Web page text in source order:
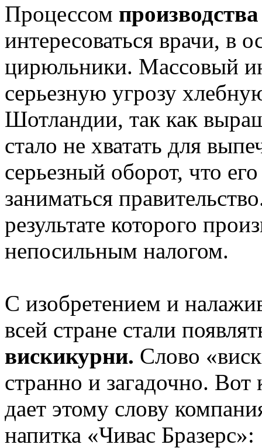
Процессом
интересоваться врачи, в
цирюльники. Массовый
серьезную угрозу
Шотландии, так как
стало не хватать для
серьезный оборот, что
заниматься
результате которого
непосильным налогом.
С изобретением и
всей стране стали
вискикурни. Слово
странно и загадочно. Вот
дает этому слову
напитка «Чивас Бразерс»: